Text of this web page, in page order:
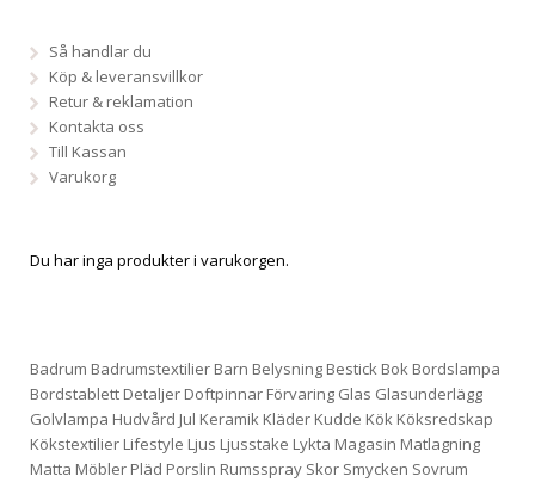
Så handlar du
Köp & leveransvillkor
Retur & reklamation
Kontakta oss
Till Kassan
Varukorg
Du har inga produkter i varukorgen.
Badrum Badrumstextilier Barn Belysning Bestick Bok Bordslampa
Bordstablett Detaljer Doftpinnar Förvaring Glas Glasunderlägg
Golvlampa Hudvård Jul Keramik Kläder Kudde Kök Köksredskap
Kökstextilier Lifestyle Ljus Ljusstake Lykta Magasin Matlagning
Matta Möbler Pläd Porslin Rumsspray Skor Smycken Sovrum